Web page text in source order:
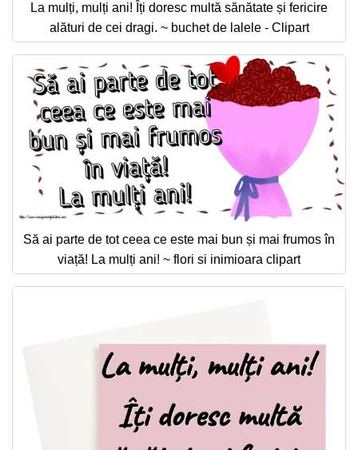
La mulți, mulți ani! Îți doresc multă sănătate și fericire
alături de cei dragi. ~ buchet de lalele - Clipart
Să ai parte de tot ceea ce este mai bun și mai frumos în
viață! La mulți ani! ~ flori si inimioara clipart